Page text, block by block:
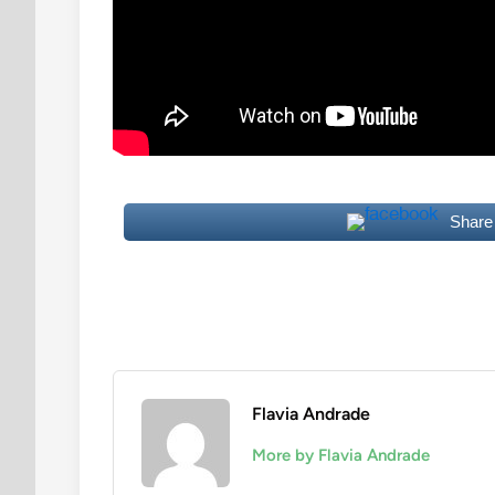
Flavia Andrade
More by Flavia Andrade